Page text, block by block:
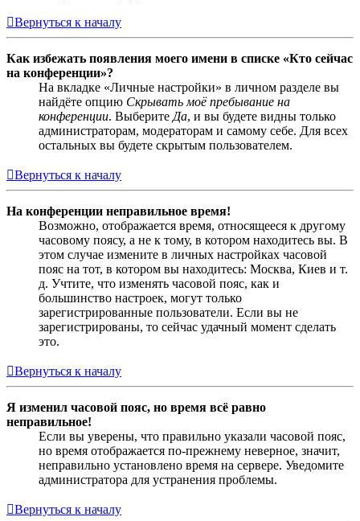
Вернуться к началу
Как избежать появления моего имени в списке «Кто сейчас
на конференции»?
На вкладке «Личные настройки» в личном разделе вы
найдёте опцию Скрывать моё пребывание на
конференции. Выберите Да, и вы будете видны только
администраторам, модераторам и самому себе. Для всех
остальных вы будете скрытым пользователем.
Вернуться к началу
На конференции неправильное время!
Возможно, отображается время, относящееся к другому
часовому поясу, а не к тому, в котором находитесь вы. В
этом случае измените в личных настройках часовой
пояс на тот, в котором вы находитесь: Москва, Киев и т.
д. Учтите, что изменять часовой пояс, как и
большинство настроек, могут только
зарегистрированные пользователи. Если вы не
зарегистрированы, то сейчас удачный момент сделать
это.
Вернуться к началу
Я изменил часовой пояс, но время всё равно
неправильное!
Если вы уверены, что правильно указали часовой пояс,
но время отображается по-прежнему неверное, значит,
неправильно установлено время на сервере. Уведомите
администратора для устранения проблемы.
Вернуться к началу